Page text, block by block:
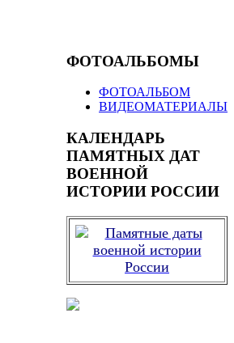
ФОТОАЛЬБОМЫ
ФОТОАЛЬБОМ
ВИДЕОМАТЕРИАЛЫ
КАЛЕНДАРЬ
ПАМЯТНЫХ ДАТ
ВОЕННОЙ
ИСТОРИИ РОССИИ